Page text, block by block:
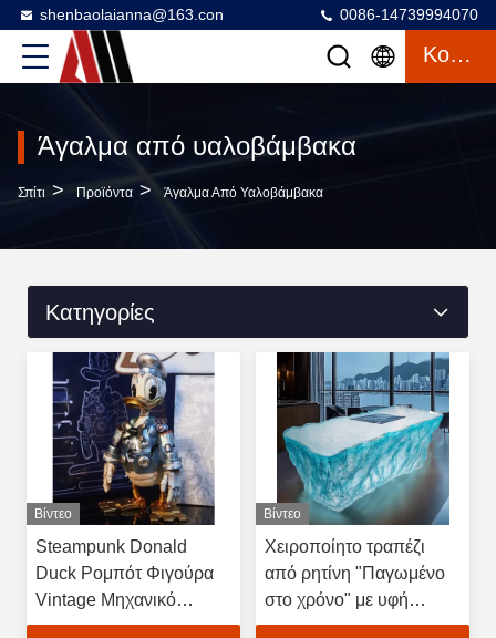
shenbaolaianna@163.con 0086-14739994070
Κουβέντα
Άγαλμα από υαλοβάμβακα
Σπίτι > Προϊόντα > Άγαλμα Από Υαλοβάμβακα
Κατηγορίες
Βίντεο
Steampunk Donald
Duck Ρομπότ Φιγούρα
Vintage Μηχανικό
Συλλεκτικό Παιχνίδι
Βίντεο
Χειροποίητο τραπέζι
από ρητίνη "Παγωμένο
στο χρόνο" με υφή
κρυστάλλου πάγου,